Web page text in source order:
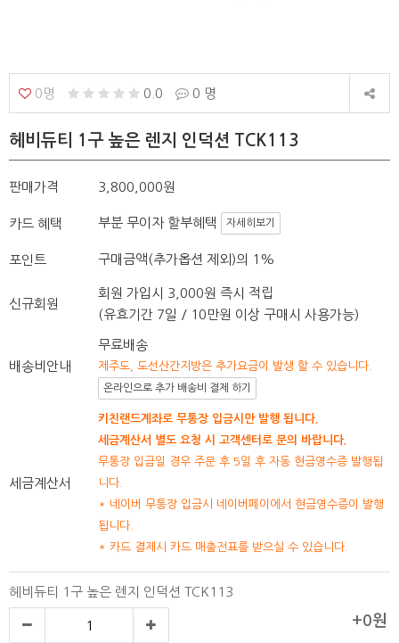
0명 0.0 0 명
헤비듀티 1구 높은 렌지 인덕션 TCK113
판매가격 3,800,000원
카드 혜택 부분 무이자 할부혜택 자세히보기
포인트 구매금액(추가옵션 제외)의 1%
신규회원
회원 가입시 3,000원 즉시 적립
(유효기간 7일 / 10만원 이상 구매시 사용가능)
배송비안내
무료배송
제주도, 도선산간지방은 추가요금이 발생 할 수 있습니다.
온라인으로 추가 배송비 결제 하기
세금계산서
키친랜드계좌로 무통장 입금시만 발행 됩니다.
세금계산서 별도 요청 시 고객센터로 문의 바랍니다.
무통장 입금일 경우 주문 후 5일 후 자동 현금영수증 발행됩
니다.
* 네이버 무통장 입금시 네이버페이에서 현금영수증이 발행
됩니다.
* 카드 결제시 카드 매출전표를 받으실 수 있습니다.
헤비듀티 1구 높은 렌지 인덕션 TCK113
+0원